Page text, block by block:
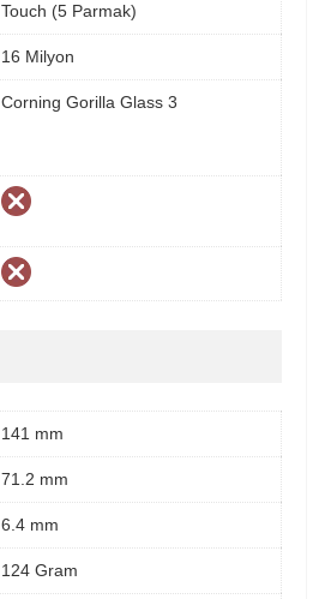
Touch (5 Parmak)
16 Milyon
Corning Gorilla Glass 3
141 mm
71.2 mm
6.4 mm
124 Gram